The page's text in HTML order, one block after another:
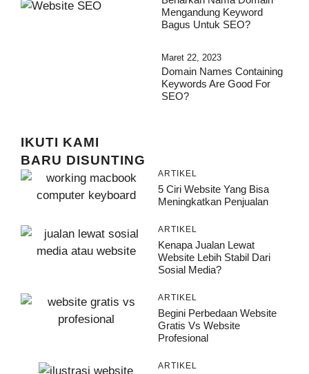
Mengandung Keyword
Bagus Untuk SEO?
Maret 22, 2023
Domain Names Containing
Keywords Are Good For
SEO?
IKUTI KAMI
BARU DISUNTING
ARTIKEL
5 Ciri Website Yang Bisa
Meningkatkan Penjualan
ARTIKEL
Kenapa Jualan Lewat
Website Lebih Stabil Dari
Sosial Media?
ARTIKEL
Begini Perbedaan Website
Gratis Vs Website
Profesional
ARTIKEL